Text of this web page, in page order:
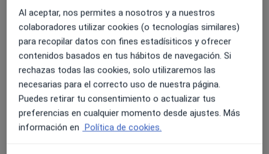
Reservar
Mesoterapia facial
120 €
Detalles Mesoterapia facial
Peeling químico
79 €
DetallesPeeling químico
Al aceptar, nos permites a nosotros y a nuestros
colaboradores utilizar cookies (o tecnologías similares)
para recopilar datos con fines estadísiticos y ofrecer
contenidos basados en tus hábitos de navegación. Si
rechazas todas las cookies, solo utilizaremos las
necesarias para el correcto uso de nuestra página.
Puedes retirar tu consentimiento o actualizar tus
preferencias en cualquier momento desde ajustes. Más
información en Política de cookies.